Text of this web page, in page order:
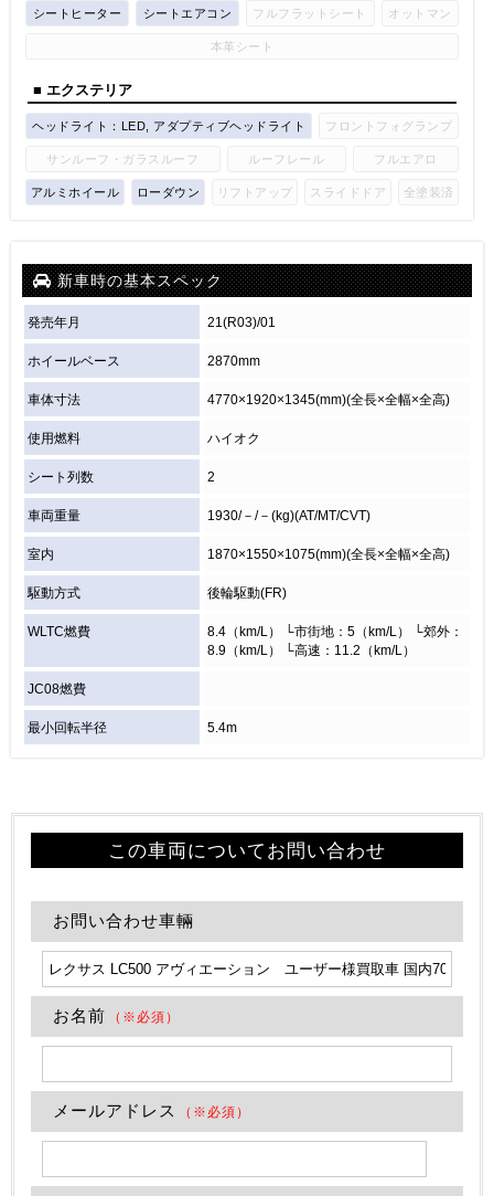
シートヒーター シートエアコン フルフラットシート オットマン
本革シート
■ エクステリア
ヘッドライト：LED, アダプティブヘッドライト フロントフォグランプ
サンルーフ・ガラスルーフ ルーフレール フルエアロ
アルミホイール ローダウン リフトアップ スライドドア 全塗装済
新車時の基本スペック
発売年月 21(R03)/01
ホイールベース 2870mm
車体寸法 4770×1920×1345(mm)(全長×全幅×全高)
使用燃料 ハイオク
シート列数 2
車両重量 1930/－/－(kg)(AT/MT/CVT)
室内 1870×1550×1075(mm)(全長×全幅×全高)
駆動方式 後輪駆動(FR)
WLTC燃費
8.4（km/L） └市街地：5（km/L） └郊外：
8.9（km/L） └高速：11.2（km/L）
JC08燃費
最小回転半径 5.4m
この車両についてお問い合わせ
お問い合わせ車輛
お名前 （※必須）
メールアドレス （※必須）